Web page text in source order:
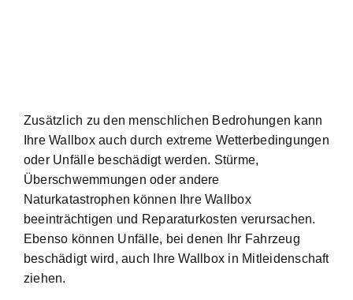
Zusätzlich zu den menschlichen Bedrohungen kann
Ihre Wallbox auch durch extreme Wetterbedingungen
oder Unfälle beschädigt werden. Stürme,
Überschwemmungen oder andere
Naturkatastrophen können Ihre Wallbox
beeinträchtigen und Reparaturkosten verursachen.
Ebenso können Unfälle, bei denen Ihr Fahrzeug
beschädigt wird, auch Ihre Wallbox in Mitleidenschaft
ziehen.